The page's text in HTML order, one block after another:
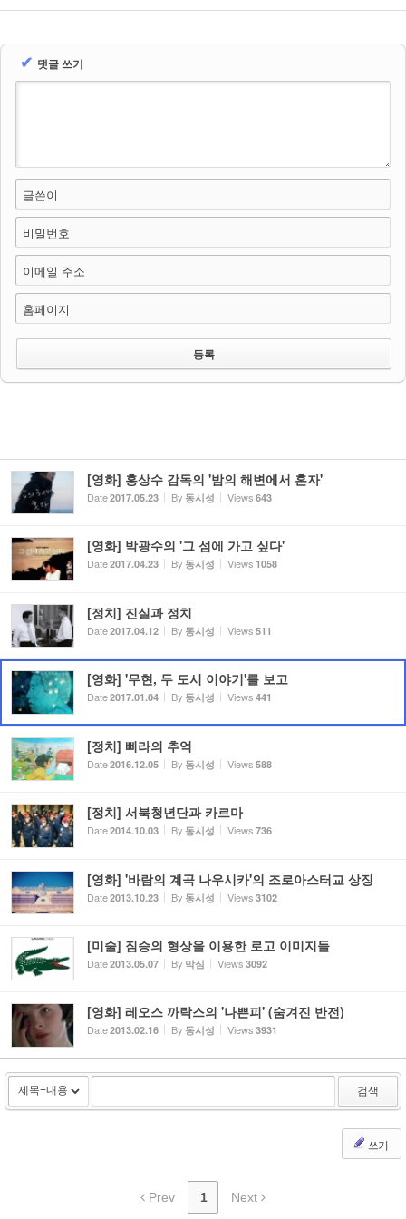
✔ 댓글 쓰기
글쓴이
비밀번호
이메일 주소
홈페이지
[영화] 홍상수 감독의 '밤의 해변에서 혼자'
Date2017.05.23 By 동시성 Views 643
[영화] 박광수의 '그 섬에 가고 싶다'
Date2017.04.23 By 동시성 Views 1058
[정치] 진실과 정치
Date2017.04.12 By 동시성 Views 511
[영화] '무현, 두 도시 이야기'를 보고
Date2017.01.04 By 동시성 Views 441
[정치] 삐라의 추억
Date2016.12.05 By 동시성 Views 588
[정치] 서북청년단과 카르마
Date2014.10.03 By 동시성 Views 736
[영화] '바람의 계곡 나우시카'의 조로아스터교 상징
Date2013.10.23 By 동시성 Views 3102
[미술] 짐승의 형상을 이용한 로고 이미지들
Date2013.05.07 By 막심 Views 3092
[영화] 레오스 까락스의 '나쁜피' (숨겨진 반전)
Date2013.02.16 By 동시성 Views 3931
검색
쓰기
Prev 1 Next